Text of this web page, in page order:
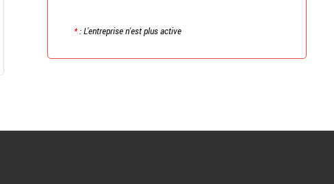
*: L'entreprise n'est plus active